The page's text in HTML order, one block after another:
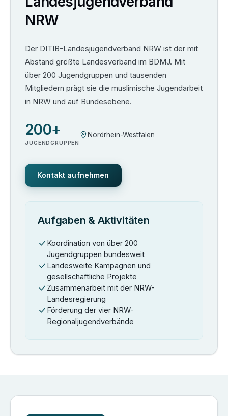
NRW
Der DITIB-Landesjugendverband NRW ist der mit
Abstand größte Landesverband im BDMJ. Mit
über 200 Jugendgruppen und tausenden
Mitgliedern prägt sie die muslimische Jugendarbeit
in NRW und auf Bundesebene.
200+
JUGENDGRUPPEN
Nordrhein-Westfalen
Kontakt aufnehmen
Aufgaben & Aktivitäten
Koordination von über 200
Jugendgruppen bundesweit
Landesweite Kampagnen und
gesellschaftliche Projekte
Zusammenarbeit mit der NRW-
Landesregierung
Förderung der vier NRW-
Regionaljugendverbände